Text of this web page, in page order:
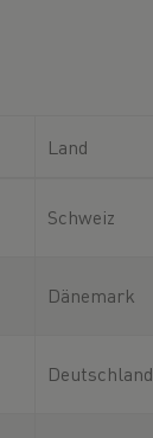
Land
Schweiz
Dänemark
Deutschland